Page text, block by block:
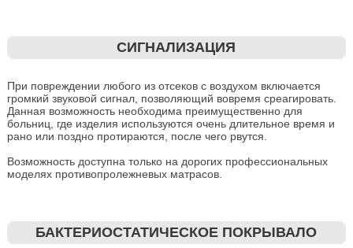
СИГНАЛИЗАЦИЯ
При повреждении любого из отсеков с воздухом включается
громкий звуковой сигнал, позволяющий вовремя среагировать.
Данная возможность необходима преимущественно для
больниц, где изделия используются очень длительное время и
рано или поздно протираются, после чего рвутся.
Возможность доступна только на дорогих профессиональных
моделях противопролежневых матрасов.
БАКТЕРИОСТАТИЧЕСКОЕ ПОКРЫВАЛО